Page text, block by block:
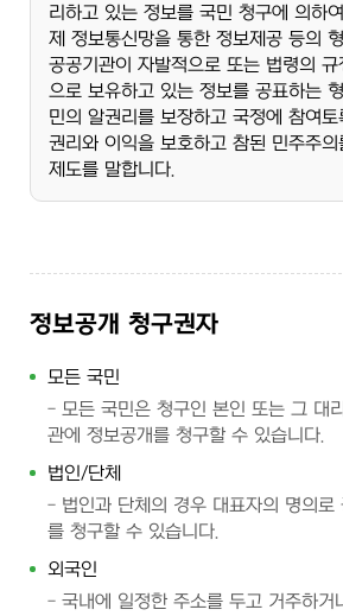
리하고 있는 정보를 국민 청구에 의하
제 정보통신망을 통한 정보제공 등의
공공기관이 자발적으로 또는 법령의
으로 보유하고 있는 정보를 공표하는
민의 알권리를 보장하고 국정에 참여토
권리와 이익을 보호하고 참된 민주주
제도를 말합니다.
정보공개 청구권자
모든 국민
모든 국민은 청구인 본인 또는 그 대
관에 정보공개를 청구할 수 있습니다.
법인/단체
법인과 단체의 경우 대표자의 명의로
를 청구할 수 있습니다.
외국인
국내에 일정한 주소를 두고 거주하거